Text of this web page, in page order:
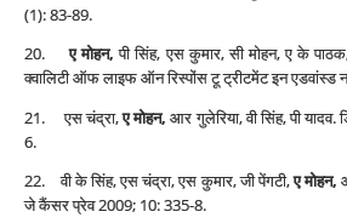
(1): 83-89.
20.ए मोहन,पी सिंह, एस कुमार, सी मोहन, ए के
क्‍वालिटी ऑफ लाइफ ऑन रिस्‍पोंस टू ट्रीटमेंट इन
21. एस चंद्रा,ए मोहन,आर गुलेरिया, वी सिंह, पी
6.
22. वी के सिंह, एस चंद्रा, एस कुमार, जी पेंगटी,ए मोहन,
जे कैंसर प्रेव 2009; 10: 335-8.